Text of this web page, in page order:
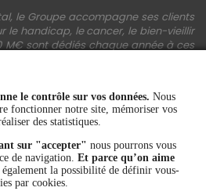
le Groupe accompagne ses clients
le handicap, le cancer, le bien-vieillir
M€ sont dédiés chaque année à ces
du Groupe sont confirmées par une
4 ans par S&P Global Ratings et
extra-financiers, Malakoff Humanis
les mieux notées au monde
(Ecovadis, niveau Gold - 81/100 en
est certifié Top Employer France
depuis 3 ans.
le contrôle sur vos données. Nous
fonctionner notre site, mémoriser vos
des statistiques.
sur "accepter" nous pourrons vous
de navigation. Et parce qu’on aime
également la possibilité de définir vous-
par cookies.